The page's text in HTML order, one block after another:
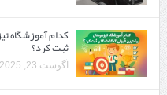
ثبت کرد؟
آگوست 23, 2025